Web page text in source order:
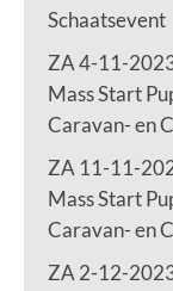
Schaatsevent
ZA 4-11-
Mass Start
Caravan- en
ZA 11-11-
Mass Start
Caravan- en
ZA 2-12-